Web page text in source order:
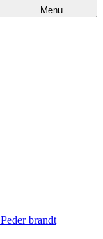
Menu